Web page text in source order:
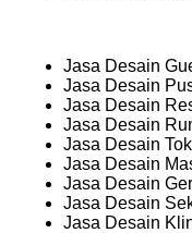
Jasa Desain
Jasa Desain
Jasa Desain
Jasa Desain
Jasa Desain
Jasa Desain
Jasa Desain
Jasa Desain
Jasa Desain